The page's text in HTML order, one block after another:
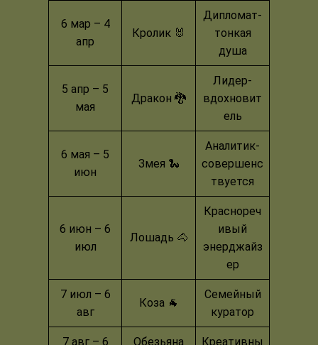
6 мар – 4
апр
Кролик 🐰
Дипломат-
тонкая
душа
5 апр – 5
мая
Дракон 🐉
Лидер-
вдохновит
ель
6 мая – 5
июн
Змея 🐍
Аналитик-
совершенс
твуется
6 июн – 6
июл
Лошадь 🐴
Краснореч
ивый
энерджайз
ер
7 июл – 6
авг
Коза 🐐
Семейный
куратор
7 авг – 6
Обезьяна
Креативны